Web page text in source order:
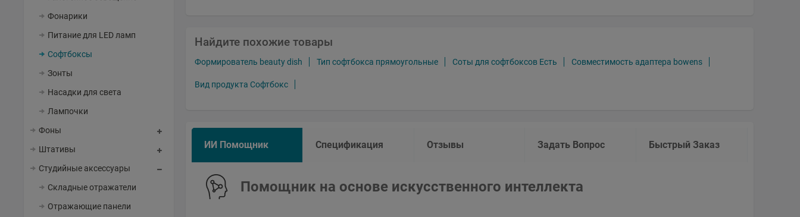
Фонарики
Питание для LED ламп
Софтбоксы
Зонты
Насадки для света
Лампочки
Фоны
Штативы
Студийные аксессуары
Складные отражатели
Отражающие панели
Найдите похожие товары
Формирователь beauty dish Тип софтбокса прямоугольные Соты для софтбоксов Есть Совместимость адаптера bowens
Вид продукта Софтбокс
ИИ Помощник Спецификация Отзывы Задать Вопрос Быстрый Заказ
Помощник на основе искусственного интеллекта